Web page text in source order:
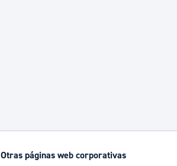
Otras páginas web corporativas